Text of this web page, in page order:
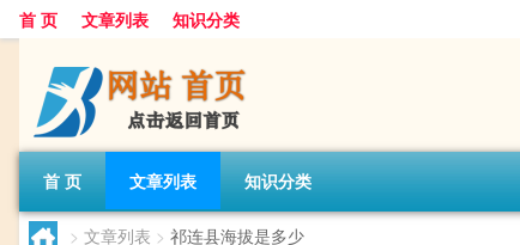
首 页 文章列表 知识分类
首 页 文章列表 知识分类
> 文章列表 > 祁连县海拔是多少